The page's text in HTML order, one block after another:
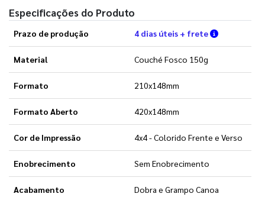
Especificações do Produto
Prazo de produção 4 dias úteis + frete Verifique
Material Couché Fosco 150g
Formato 210x148mm
Formato Aberto 420x148mm
Cor de Impressão 4x4 - Colorido Frente e Verso
Enobrecimento Sem Enobrecimento
Acabamento Dobra e Grampo Canoa